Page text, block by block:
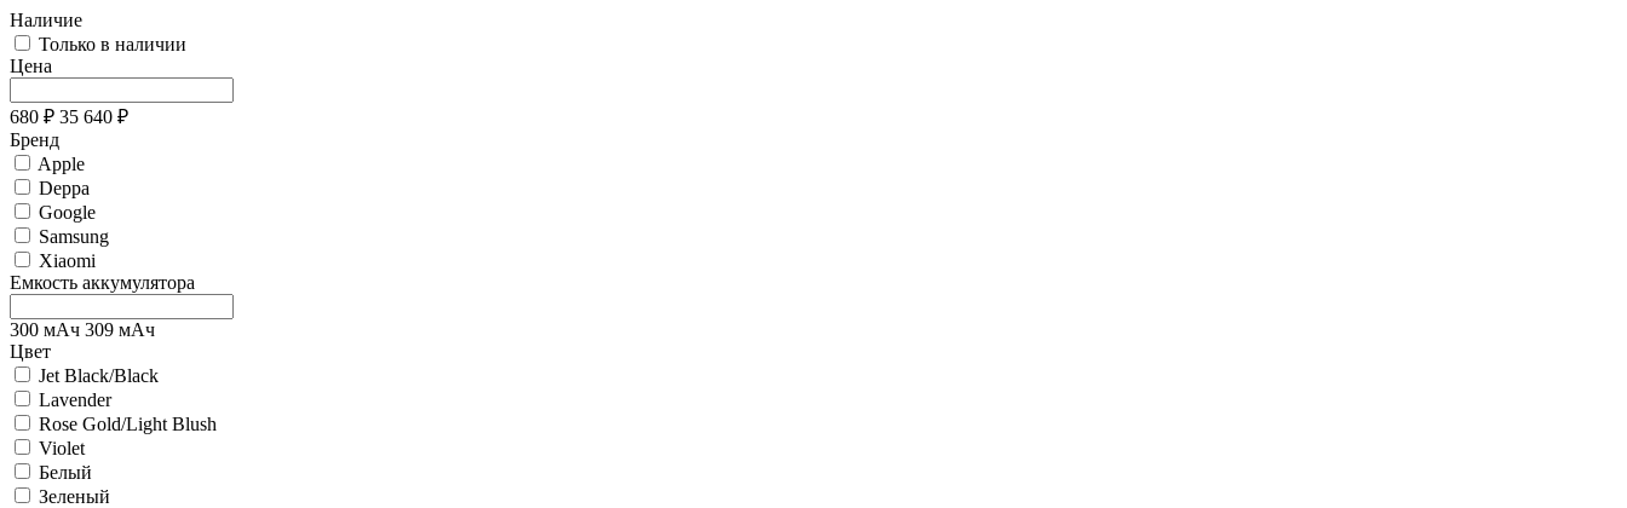
Наличие
Только в наличии
Цена
680 ₽ 35 640 ₽
Бренд
Apple
Deppa
Google
Samsung
Xiaomi
Емкость аккумулятора
300 мАч 309 мАч
Цвет
Jet Black/Black
Lavender
Rose Gold/Light Blush
Violet
Белый
Зеленый